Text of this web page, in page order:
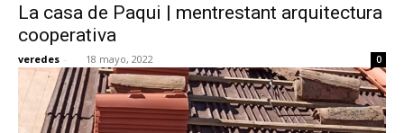
La casa de Paqui | mentrestant arquitectura
cooperativa
veredes - 18 mayo, 2022 0